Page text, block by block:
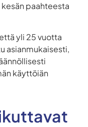
paahteesta
yli 25 vuotta
asianmukaisesti,
käyttöiän